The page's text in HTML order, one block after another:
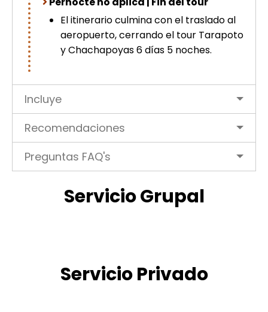
El itinerario culmina con el traslado al
aeropuerto, cerrando el tour Tarapoto
y Chachapoyas 6 días 5 noches.
Incluye
Recomendaciones
Preguntas FAQ's
Servicio Grupal
Servicio Privado